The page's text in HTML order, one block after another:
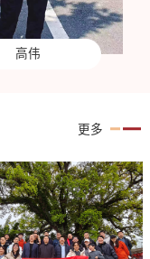
高伟
更多